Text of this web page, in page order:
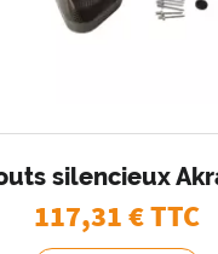
silencieux
117,31€ TTC